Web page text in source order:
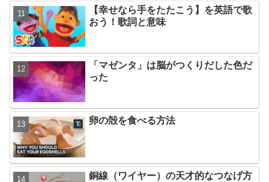
【幸せなら手をたたこう】を英語で歌
おう！歌詞と意味
「マゼンタ」は脳がつくりだした色だ
った
卵の殻を食べる方法
銅線（ワイヤー）の天才的なつなげ方